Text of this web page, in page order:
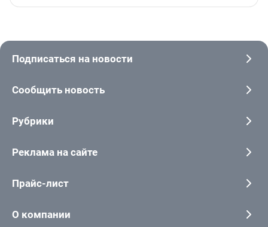
Подписаться на новости
Сообщить новость
Рубрики
Реклама на сайте
Прайс-лист
О компании